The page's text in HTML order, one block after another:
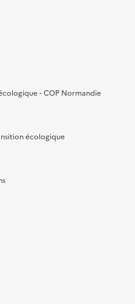
- COP Normandie
écologique